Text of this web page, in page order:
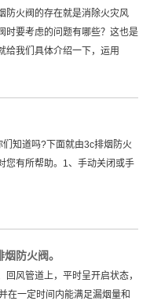
防火阀的存在就是消除火灾风
时要考虑的问题有哪些？这也是
给我们具体介绍一下，运用
知道吗?下面就由3c排烟防火
您有所帮助。1、手动关闭或手
防火阀。
风管道上，平时呈开启状态，
在一定时间内能满足漏烟量和